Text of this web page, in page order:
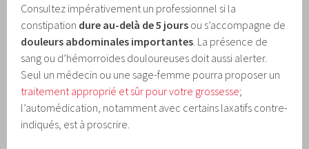
Consultez impérativement un professionnel si la
constipation dure au-delà de 5 jours ou s’accompagne de
douleurs abdominales importantes . La présence de
sang ou d’hémorroïdes douloureuses doit aussi alerter.
Seul un médecin ou une sage-femme pourra proposer un
traitement approprié et sûr pour votre grossesse;
l’automédication, notamment avec certains laxatifs contre-
indiqués, est à proscrire.